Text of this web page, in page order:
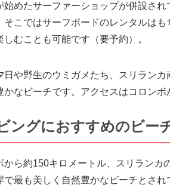
始めたサーファーショップが併設さ
そこではサーフボードのレンタルは
しむことも可能です（要予約）。
日や野生のウミガメたち、スリラン
かなビーチです。アクセスはコロンボ
ングにおすすめのビー
から約150キロメートル、スリラン
で最も美しく自然豊かなビーチとさ